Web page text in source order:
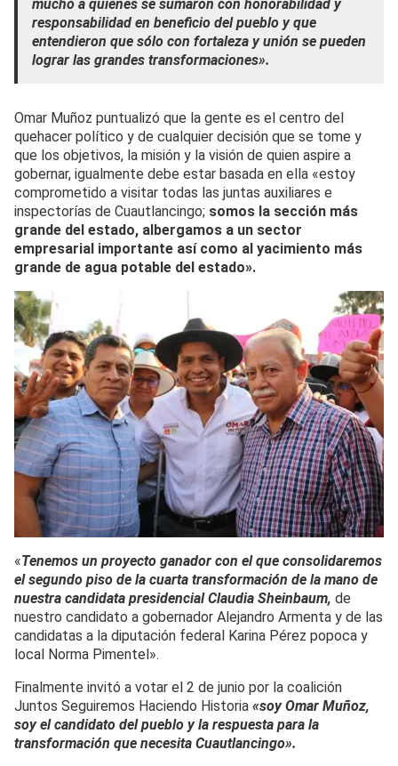
mucho a quienes se sumaron con honorabilidad y
responsabilidad en beneficio del pueblo y que
entendieron que sólo con fortaleza y unión se pueden
lograr las grandes transformaciones».
Omar Muñoz puntualizó que la gente es el centro del
quehacer político y de cualquier decisión que se tome y
que los objetivos, la misión y la visión de quien aspire a
gobernar, igualmente debe estar basada en ella «estoy
comprometido a visitar todas las juntas auxiliares e
inspectorías de Cuautlancingo; somos la sección más
grande del estado, albergamos a un sector
empresarial importante así como al yacimiento más
grande de agua potable del estado».
«Tenemos un proyecto ganador con el que consolidaremos
el segundo piso de la cuarta transformación de la mano de
nuestra candidata presidencial Claudia Sheinbaum, de
nuestro candidato a gobernador Alejandro Armenta y de las
candidatas a la diputación federal Karina Pérez popoca y
local Norma Pimentel».
Finalmente invitó a votar el 2 de junio por la coalición
Juntos Seguiremos Haciendo Historia «soy Omar Muñoz,
soy el candidato del pueblo y la respuesta para la
transformación que necesita Cuautlancingo».